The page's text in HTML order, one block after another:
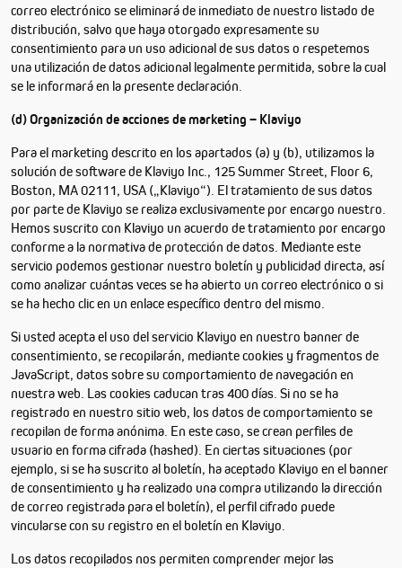
correo electrónico se eliminará de inmediato de nuestro listado de
distribución, salvo que haya otorgado expresamente su
consentimiento para un uso adicional de sus datos o respetemos
una utilización de datos adicional legalmente permitida, sobre la cual
se le informará en la presente declaración.
(d) Organización de acciones de marketing – Klaviyo
Para el marketing descrito en los apartados (a) y (b), utilizamos la
solución de software de Klaviyo Inc., 125 Summer Street, Floor 6,
Boston, MA 02111, USA („Klaviyo“). El tratamiento de sus datos
por parte de Klaviyo se realiza exclusivamente por encargo nuestro.
Hemos suscrito con Klaviyo un acuerdo de tratamiento por encargo
conforme a la normativa de protección de datos. Mediante este
servicio podemos gestionar nuestro boletín y publicidad directa, así
como analizar cuántas veces se ha abierto un correo electrónico o si
se ha hecho clic en un enlace específico dentro del mismo.
Si usted acepta el uso del servicio Klaviyo en nuestro banner de
consentimiento, se recopilarán, mediante cookies y fragmentos de
JavaScript, datos sobre su comportamiento de navegación en
nuestra web. Las cookies caducan tras 400 días. Si no se ha
registrado en nuestro sitio web, los datos de comportamiento se
recopilan de forma anónima. En este caso, se crean perfiles de
usuario en forma cifrada (hashed). En ciertas situaciones (por
ejemplo, si se ha suscrito al boletín, ha aceptado Klaviyo en el banner
de consentimiento y ha realizado una compra utilizando la dirección
de correo registrada para el boletín), el perfil cifrado puede
vincularse con su registro en el boletín en Klaviyo.
Los datos recopilados nos permiten comprender mejor las